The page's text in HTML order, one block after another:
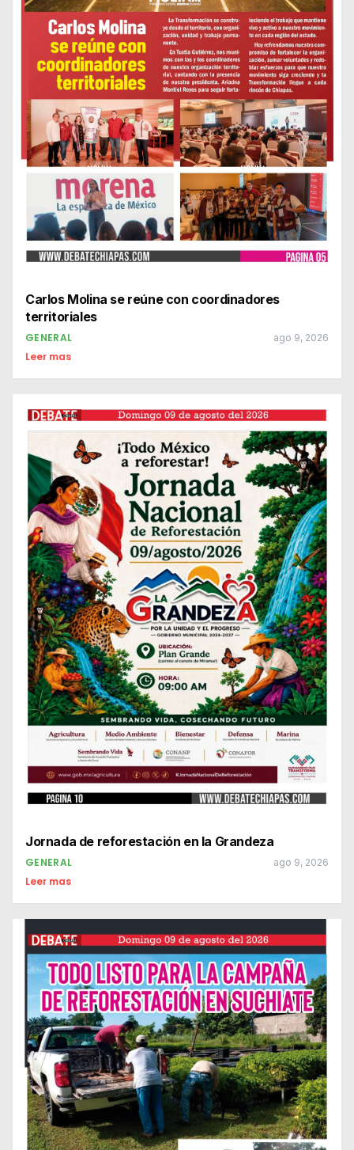
Carlos Molina se reúne con coordinadores
territoriales
GENERAL ago 9, 2026
Leer mas
Jornada de reforestación en la Grandeza
GENERAL ago 9, 2026
Leer mas